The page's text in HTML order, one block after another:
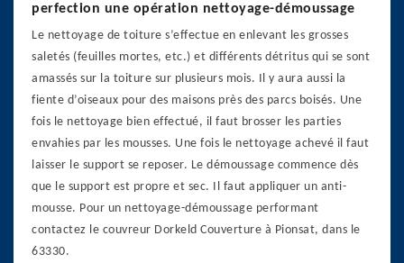
perfection une opération nettoyage-démoussage
Le nettoyage de toiture s’effectue en enlevant les grosses
saletés (feuilles mortes, etc.) et différents détritus qui se sont
amassés sur la toiture sur plusieurs mois. Il y aura aussi la
fiente d’oiseaux pour des maisons près des parcs boisés. Une
fois le nettoyage bien effectué, il faut brosser les parties
envahies par les mousses. Une fois le nettoyage achevé il faut
laisser le support se reposer. Le démoussage commence dès
que le support est propre et sec. Il faut appliquer un anti-
mousse. Pour un nettoyage-démoussage performant
contactez le couvreur Dorkeld Couverture à Pionsat, dans le
63330.